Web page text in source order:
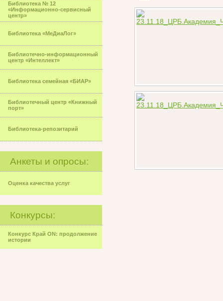
Библиотека № 12
«Информационно-сервисный
центр»
Библиотека «МеДиаЛог»
Библиотечно-информационный
центр «Интеллект»
Библиотека семейная «БИАР»
Библиотечный центр «Книжный
порт»
Библиотека-репозитарий
Анкеты и опросы:
Оценка качества услуг
Конкурсы:
Конкурс Край ON: продолжение
истории